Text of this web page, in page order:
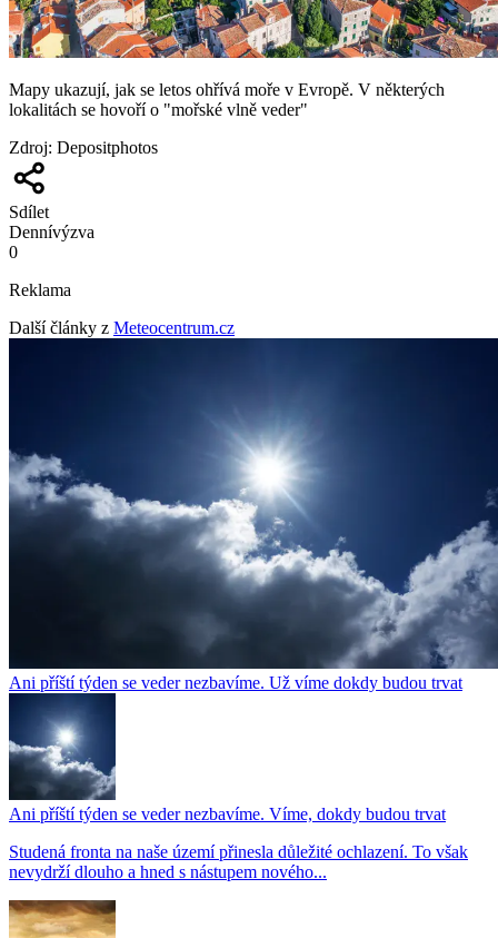
Mapy ukazují, jak se letos ohřívá moře v Evropě. V některých
lokalitách se hovoří o "mořské vlně veder"
Zdroj: Depositphotos
Sdílet
Dennívýzva
0
Reklama
Další články z Meteocentrum.cz
Ani příští týden se veder nezbavíme. Už víme dokdy budou trvat
Ani příští týden se veder nezbavíme. Víme, dokdy budou trvat
Studená fronta na naše území přinesla důležité ochlazení. To však
nevydrží dlouho a hned s nástupem nového...